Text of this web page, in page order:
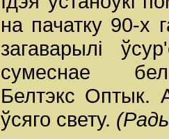
на пачатку 90-х
загаварылі
сумеснае
Белтэкс Оптык.
ўсяго свету.